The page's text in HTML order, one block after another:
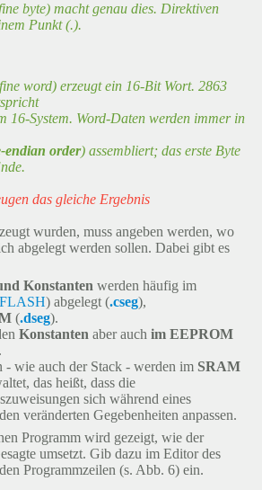
byte) macht genau dies. Direktiven
Punkt (.).
word) erzeugt ein 16-Bit Wort. 2863
16-System. Word-Daten werden immer in
endian order) assembliert; das erste Byte
das gleiche Ergebnis
wurden, muss angeben werden, wo
abgelegt werden sollen. Dabei gibt es
Konstanten werden häufig im
FLASH) abgelegt (.cseg),
(.dseg).
Konstanten aber auch im EEPROM
- wie auch der Stack - werden im SRAM
das heißt, dass die
sich während eines
veränderten Gegebenheiten anpassen.
Programm wird gezeigt, wie der
umsetzt. Gib dazu im Editor des
Programmzeilen (s. Abb. 6) ein.